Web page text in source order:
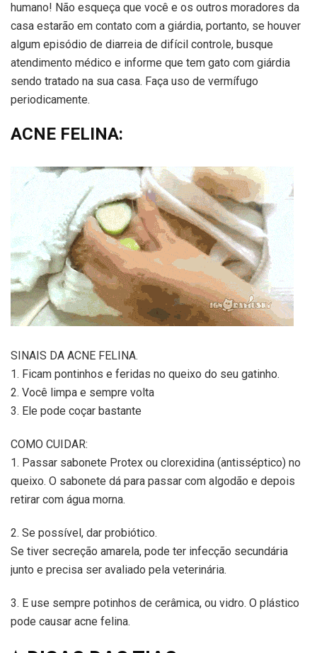
humano! Não esqueça que você e os outros moradores da
casa estarão em contato com a giárdia, portanto, se houver
algum episódio de diarreia de difícil controle, busque
atendimento médico e informe que tem gato com giárdia
sendo tratado na sua casa. Faça uso de vermífugo
periodicamente.
ACNE FELINA:
SINAIS DA ACNE FELINA.
1. Ficam pontinhos e feridas no queixo do seu gatinho.
2. Você limpa e sempre volta
3. Ele pode coçar bastante
COMO CUIDAR:
1. Passar sabonete Protex ou clorexidina (antisséptico) no
queixo. O sabonete dá para passar com algodão e depois
retirar com água morna.
2. Se possível, dar probiótico.
Se tiver secreção amarela, pode ter infecção secundária
junto e precisa ser avaliado pela veterinária.
3. E use sempre potinhos de cerâmica, ou vidro. O plástico
pode causar acne felina.